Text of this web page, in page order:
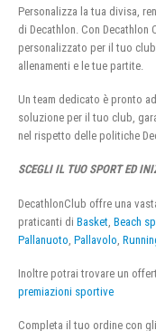
Personalizza la tua divisa,
di Decathlon. Con
personalizzato per il tuo
allenamenti e le tue partite.
Un team dedicato è pronto
soluzione per il tuo club,
nel rispetto delle politiche
SCEGLI IL TUO SPORT ED
DecathlonClub offre una
praticanti di Basket Beach
Pallanuoto Pallavolo
Inoltre potrai trovare un
premiazioni sportive
Completa il tuo ordine con